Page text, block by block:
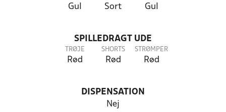
Gul Sort Gul
SPILLEDRAGT UDE
TRØJE
Rød
SHORTS
Rød
STRØMPER
Rød
DISPENSATION
Nej